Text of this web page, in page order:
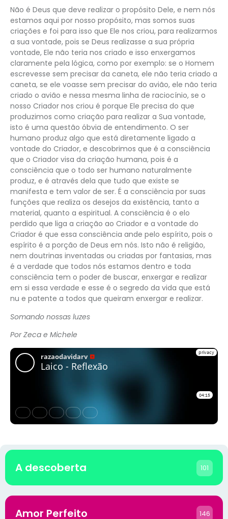
Não é Deus que deve realizar o propósito Dele, e nem nós
estamos aqui por nosso propósito, mas somos suas
criações e foi para isso que Ele nos criou, para realizarmos
a sua vontade, pois se Deus realizasse a sua própria
vontade, Ele não teria nos criado e isso enxergamos
claramente pela lógica, como por exemplo: se o Homem
escrevesse sem precisar da caneta, ele não teria criado a
caneta, se ele voasse sem precisar do avião, ele não teria
criado o avião e nessa mesma linha de raciocínio, se o
nosso Criador nos criou é porque Ele precisa do que
produzimos como criação para realizar a Sua vontade,
isto é uma questão óbvia de entendimento. O ser
humano produz algo que está diretamente ligado a
vontade do Criador, e descobrimos que é a consciência
que o Criador visa da criação humana, pois é a
consciência que o todo ser humano naturalmente
produz, e é através dela que tudo que existe se
manifesta e tem valor de ser. É a consciência por suas
funções que realiza os desejos da existência, tanto a
material, quanto a espiritual. A consciência é o elo
perdido que liga a criação ao Criador e a vontade do
Criador é que essa consciência ande pelo espírito, pois o
espírito é a porção de Deus em nós. Isto não é religião,
nem doutrinas inventadas ou criadas por fantasias, mas
é a verdade que todos nós estamos dentro e toda
consciência tem o poder de buscar, enxergar e realizar
em si essa verdade e esse é o segredo da vida que está
nu e patente a todos que queiram enxergar e realizar.
Somando nossas luzes
Por Zeca e Michele
A descoberta 101
Amor Perfeito 146